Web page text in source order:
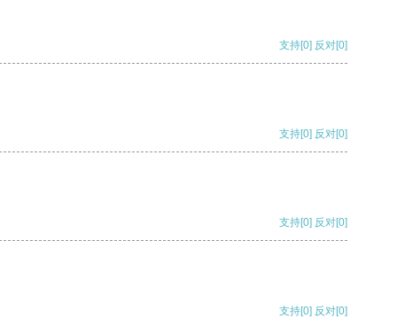
支持[0] 反对[0]
支持[0] 反对[0]
支持[0] 反对[0]
支持[0] 反对[0]